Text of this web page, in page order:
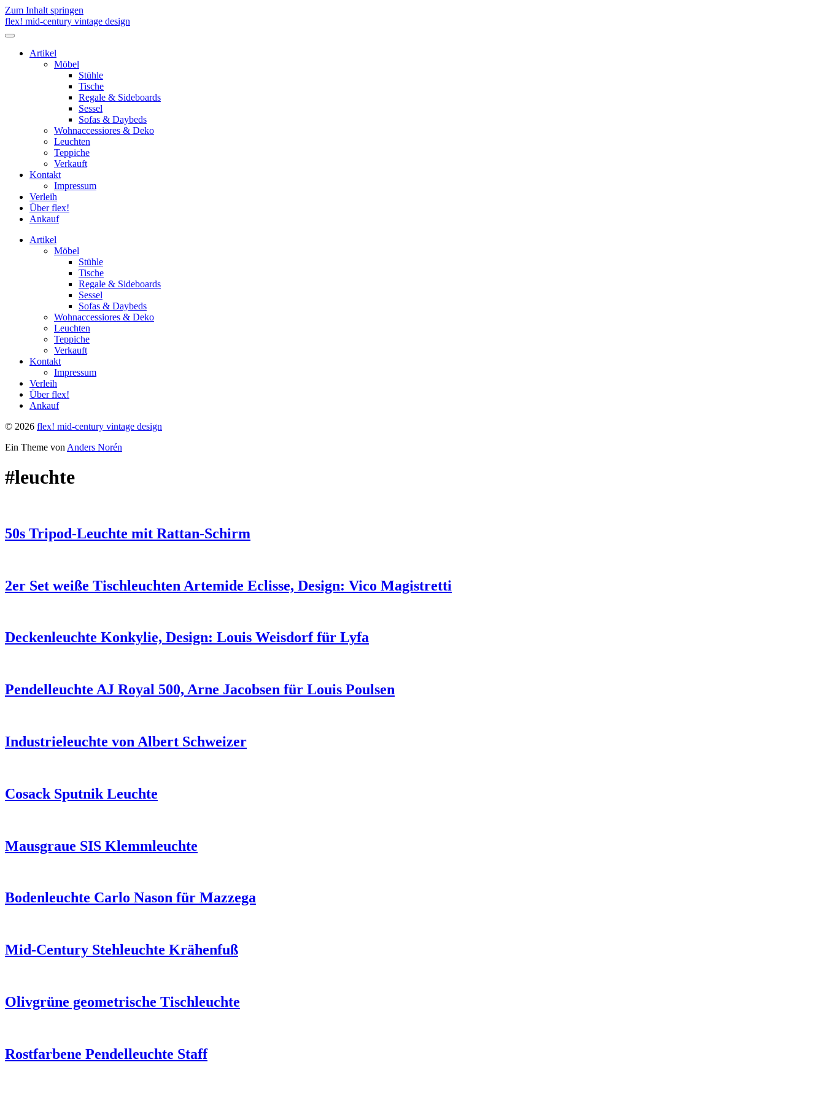
Zum Inhalt springen
flex! mid-century vintage design
Menü
umschalten
Artikel
Möbel
Stühle
Tische
Regale & Sideboards
Sessel
Sofas & Daybeds
Wohnaccessiores & Deko
Leuchten
Teppiche
Verkauft
Kontakt
Impressum
Verleih
Über flex!
Ankauf
Artikel
Möbel
Stühle
Tische
Regale & Sideboards
Sessel
Sofas & Daybeds
Wohnaccessiores & Deko
Leuchten
Teppiche
Verkauft
Kontakt
Impressum
Verleih
Über flex!
Ankauf
© 2026 flex! mid-century vintage design
Ein Theme von Anders Norén
#leuchte
50s Tripod-Leuchte mit Rattan-Schirm
2er Set weiße Tischleuchten Artemide Eclisse, Design: Vico Magistretti
Deckenleuchte Konkylie, Design: Louis Weisdorf für Lyfa
Pendelleuchte AJ Royal 500, Arne Jacobsen für Louis Poulsen
Industrieleuchte von Albert Schweizer
Cosack Sputnik Leuchte
Mausgraue SIS Klemmleuchte
Bodenleuchte Carlo Nason für Mazzega
Mid-Century Stehleuchte Krähenfuß
Olivgrüne geometrische Tischleuchte
Rostfarbene Pendelleuchte Staff